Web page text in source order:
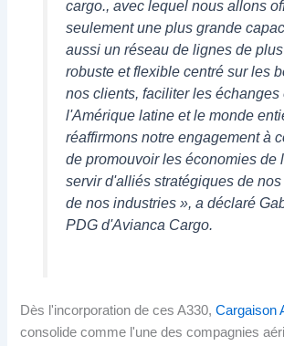
cargo., avec lequel nous allons
seulement une plus grande
aussi un réseau de lignes de
robuste et flexible centré sur les
nos clients, faciliter les échanges
l'Amérique latine et le monde
réaffirmons notre engagement à
de promouvoir les économies de
servir d'alliés stratégiques de
de nos industries », a déclaré
PDG d'Avianca Cargo.
Dès l'incorporation de ces A330,Cargaison
consolide comme l'une des compagnies